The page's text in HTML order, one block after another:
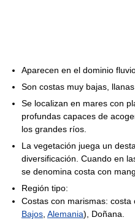
Aparecen en el dominio
Son costas muy bajas,
Se localizan en mares con
profundas capaces de
los grandes ríos.
La vegetación juega un
diversificación. Cuando en
se denomina costa con
Región tipo:
Costas con marismas: costa
Bajos, Alemania), Doñana.